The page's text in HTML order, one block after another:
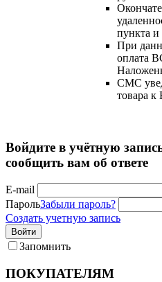
пункта
При
оплата
СМС
товара к
Войдите в учётную
сообщить вам об ответе
E-mail
ПарольЗабыли пароль?
Создать учетную запись
Войти
Запомнить
ПОКУПАТЕЛЯМ